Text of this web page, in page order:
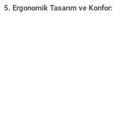
5. Ergonomik Tasarım ve Konfor: